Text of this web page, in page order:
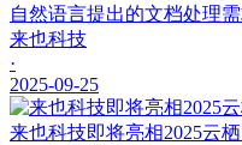
自然语言提出的文档处理需
来也科技
·
2025-09-25
来也科技即将亮相2025云